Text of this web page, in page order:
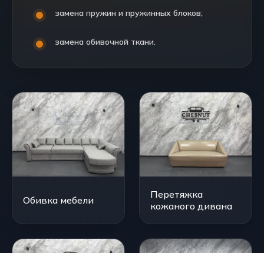
замена пружин и пружинных блоков;
замена обивочной ткани.
Обивка мебели
Перетяжка
кожаного дивана